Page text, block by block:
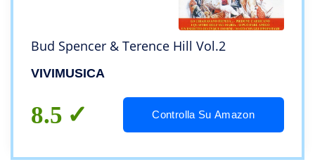
Bud Spencer & Terence Hill Vol.2
VIVIMUSICA
8.5 Controlla Su Amazon